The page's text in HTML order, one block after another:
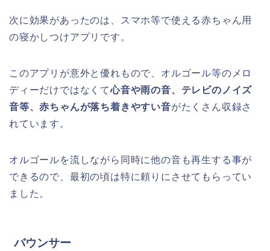
次に効果があったのは、スマホ等で使える赤ちゃん用
の寝かしつけアプリです。
このアプリが意外と優れもので、オルゴール等のメロ
ディーだけではなくて心音や雨の音、テレビのノイズ
音等、赤ちゃんが落ち着きやすい音がたくさん収録さ
れています。
オルゴールを流しながら同時に他の音も再生する事が
できるので、最初の頃は特に頼りにさせてもらってい
ました。
バウンサー